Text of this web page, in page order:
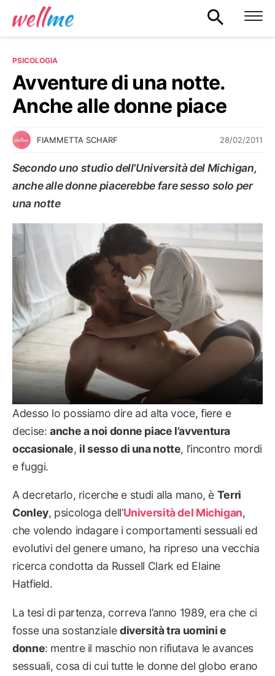
PSICOLOGIA
Avventure di una notte.
Anche alle donne piace
FIAMMETTA SCHARF 28/02/2011
Secondo uno studio dell'Università del Michigan,
anche alle donne piacerebbe fare sesso solo per
una notte
PSICOLOGIA
Adesso lo possiamo dire ad alta voce, fiere e
decise:anche a noi donne piace l’avventura
occasionale, il sesso di una notte, l’incontro mordi
e fuggi.
A decretarlo, ricerche e studi alla mano, è Terri
Conley, psicologa dell’Università del Michigan,
che volendo indagare i comportamenti sessuali ed
evolutivi del genere umano, ha ripreso una vecchia
ricerca condotta da Russell Clark ed Elaine
Hatfield.
La tesi di partenza, correva l’anno 1989, era che ci
fosse una sostanzialediversità tra uomini e
donne: mentre il maschio non rifiutava le avances
sessuali, cosa di cui tutte le donne del globo erano